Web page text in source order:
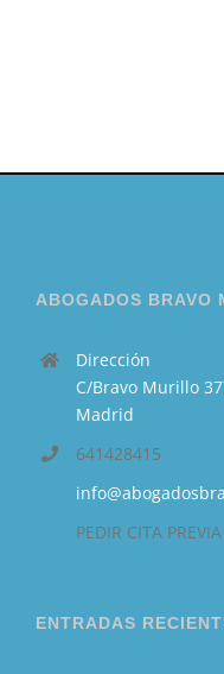
ABOGADOS BRAVO
Dirección
C/Bravo Murillo
Madrid
641428415
PEDIR CITA PREVIA
ENTRADAS